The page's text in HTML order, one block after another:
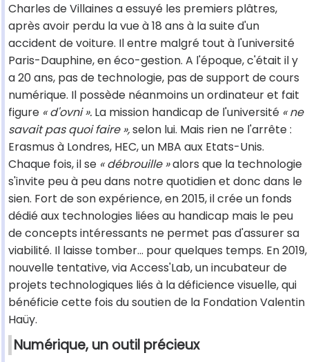
Charles de Villaines a essuyé les premiers plâtres,
après avoir perdu la vue à 18 ans à la suite d'un
accident de voiture. Il entre malgré tout à l'université
Paris-Dauphine, en éco-gestion. A l'époque, c'était il y
a 20 ans, pas de technologie, pas de support de cours
numérique. Il possède néanmoins un ordinateur et fait
figure « d'ovni ». La mission handicap de l'université « ne
savait pas quoi faire »,selon lui. Mais rien ne l'arrête :
Erasmus à Londres, HEC, un MBA aux Etats-Unis.
Chaque fois, il se « débrouille »alors que la technologie
s'invite peu à peu dans notre quotidien et donc dans le
sien. Fort de son expérience, en 2015, il crée un fonds
dédié aux technologies liées au handicap mais le peu
de concepts intéressants ne permet pas d'assurer sa
viabilité. Il laisse tomber… pour quelques temps. En 2019,
nouvelle tentative, via Access'Lab, un incubateur de
projets technologiques liés à la déficience visuelle, qui
bénéficie cette fois du soutien de la Fondation Valentin
Haüy.
Numérique, un outil précieux